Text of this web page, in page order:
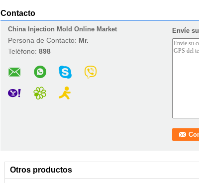
Contacto
China Injection Mold Online Market
Persona de Contacto: Mr.
Teléfono: 898
Envíe
Otros productos